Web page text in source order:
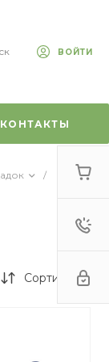
ВОЙТИ
КОНТАКТЫ
/
Сортировка